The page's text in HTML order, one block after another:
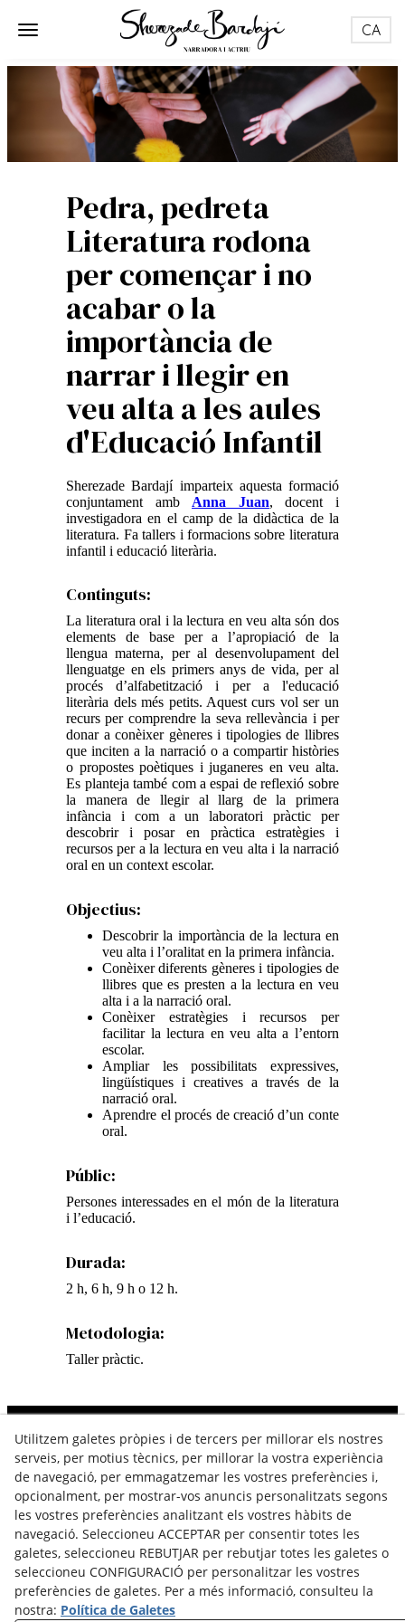
Toggle navigation Toggle
Pedra, pedreta
Literatura rodona
per començar i no
acabar o la
importància de
narrar i llegir en
veu alta a les aules
d'Educació Infantil
Sherezade Bardají imparteix aquesta formació
conjuntament ambAnna Juan, docent i
investigadora en el camp de la didàctica de la
literatura. Fa tallers i formacions sobre literatura
infantil i educació literària.
Continguts:
La literatura oral i la lectura en veu alta són dos
elements de base per a l’apropiació de la
llengua materna, per al desenvolupament del
llenguatge en els primers anys de vida, per al
procés d’alfabetització i per a l'educació
literària dels més petits. Aquest curs vol ser un
recurs per comprendre la seva rellevància i per
donar a conèixer gèneres i tipologies de llibres
que inciten a la narració o a compartir històries
o propostes poètiques i juganeres en veu alta.
Es planteja també com a espai de reflexió sobre
la manera de llegir al llarg de la primera
infància i com a un laboratori pràctic per
descobrir i posar en pràctica estratègies i
recursos per a la lectura en veu alta i la narració
oral en un context escolar.
Objectius:
Descobrir la importància de la lectura en
veu alta i l’oralitat en la primera infància.
Conèixer diferents gèneres i tipologies de
llibres que es presten a la lectura en veu
alta i a la narració oral.
Conèixer estratègies i recursos per
facilitar la lectura en veu alta a l’entorn
escolar.
Ampliar les possibilitats expressives,
lingüístiques i creatives a través de la
narració oral.
Aprendre el procés de creació d’un conte
oral.
Públic:
Persones interessades en el món de la literatura
i l’educació.
Durada:
2 h, 6 h, 9 h o 12 h.
Metodologia:
Taller pràctic.
Contacta
646 257 282
hola@sherezadebardaji.com
Segueix-me
Utilitzem galetes pròpies i de tercers per millorar els nostres
serveis, per motius tècnics, per millorar la vostra experiència
de navegació, per emmagatzemar les vostres preferències i,
opcionalment, per mostrar-vos anuncis personalitzats segons
les vostres preferències analitzant els vostres hàbits de
navegació. Seleccioneu ACCEPTAR per consentir totes les
galetes, seleccioneu REBUTJAR per rebutjar totes les galetes o
seleccioneu CONFIGURACIÓ per personalitzar les vostres
preferències de galetes. Per a més informació, consulteu la
nostra: Política de Galetes